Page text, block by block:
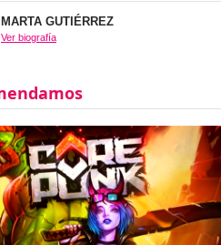
MARTA GUTIÉRREZ
Ver biografía